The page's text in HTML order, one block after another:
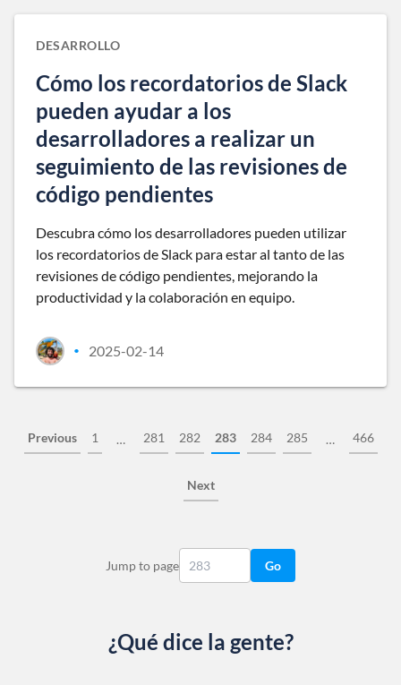
DESARROLLO
Cómo los recordatorios de Slack
pueden ayudar a los
desarrolladores a realizar un
seguimiento de las revisiones de
código pendientes
Descubra cómo los desarrolladores pueden utilizar
los recordatorios de Slack para estar al tanto de las
revisiones de código pendientes, mejorando la
productividad y la colaboración en equipo.
• 2025-02-14
Previous 1 … 281 282 283 284 285 … 466
Next
Jump to page Go
¿Qué dice la gente?